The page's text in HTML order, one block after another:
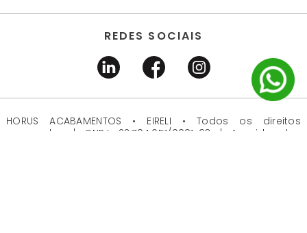
REDES SOCIAIS
HORUS ACABAMENTOS • EIRELI • Todos os direitos
reservados | CNPJ 22.704.651/0001-03 | Avenida dos